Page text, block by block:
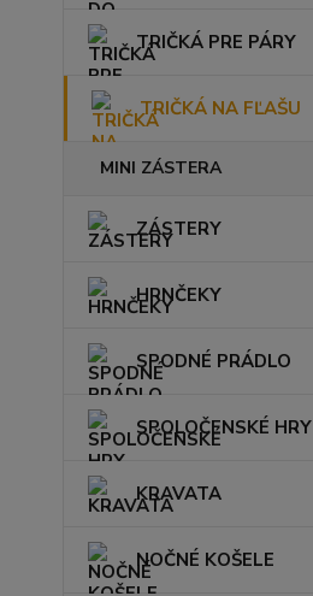
TRIČKÁ PRE PÁRY
TRIČKÁ NA FĽAŠU
MINI ZÁSTERA
ZÁSTERY
HRNČEKY
SPODNÉ PRÁDLO
SPOLOČENSKÉ HRY
KRAVATA
NOČNÉ KOŠELE